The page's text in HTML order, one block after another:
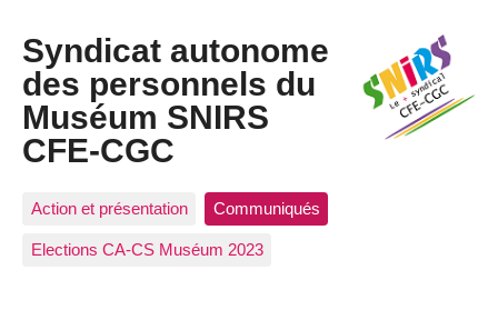
Syndicat autonome
des personnels du
Muséum SNIRS
CFE-CGC
Action et présentation Communiqués
Elections CA-CS Muséum 2023